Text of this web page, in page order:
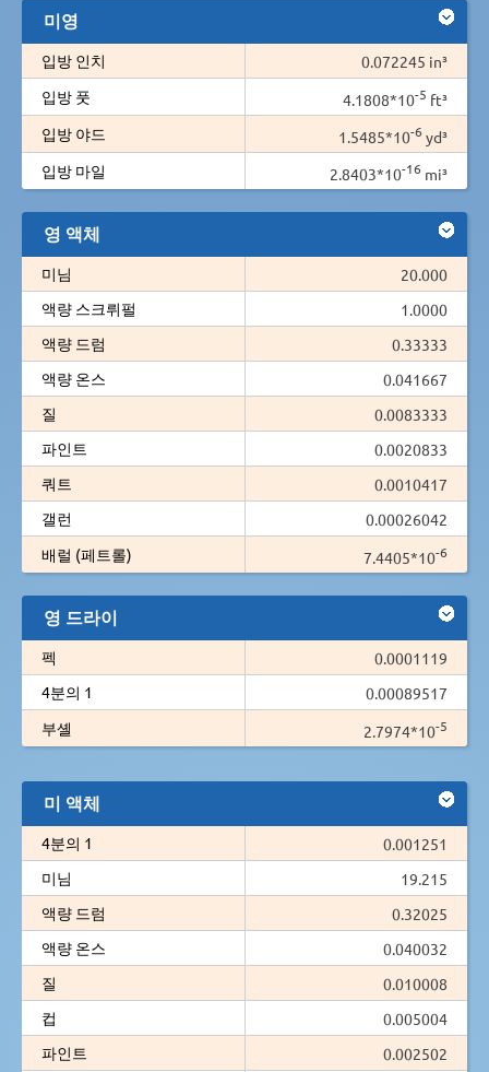
미영
입방 인치
0.072245 in³
입방 풋
4.1808*10-5 ft³
입방 야드
1.5485*10-6 yd³
입방 마일
2.8403*10-16 mi³
영 액체
미님
20.000
액량 스크뤼펄
1.0000
액량 드럼
0.33333
액량 온스
0.041667
질
0.0083333
파인트
0.0020833
쿼트
0.0010417
갤런
0.00026042
배럴 (페트롤)
7.4405*10-6
영 드라이
펙
0.0001119
4분의 1
0.00089517
부셸
2.7974*10-5
미 액체
4분의 1
0.001251
미님
19.215
액량 드럼
0.32025
액량 온스
0.040032
질
0.010008
컵
0.005004
파인트
0.002502